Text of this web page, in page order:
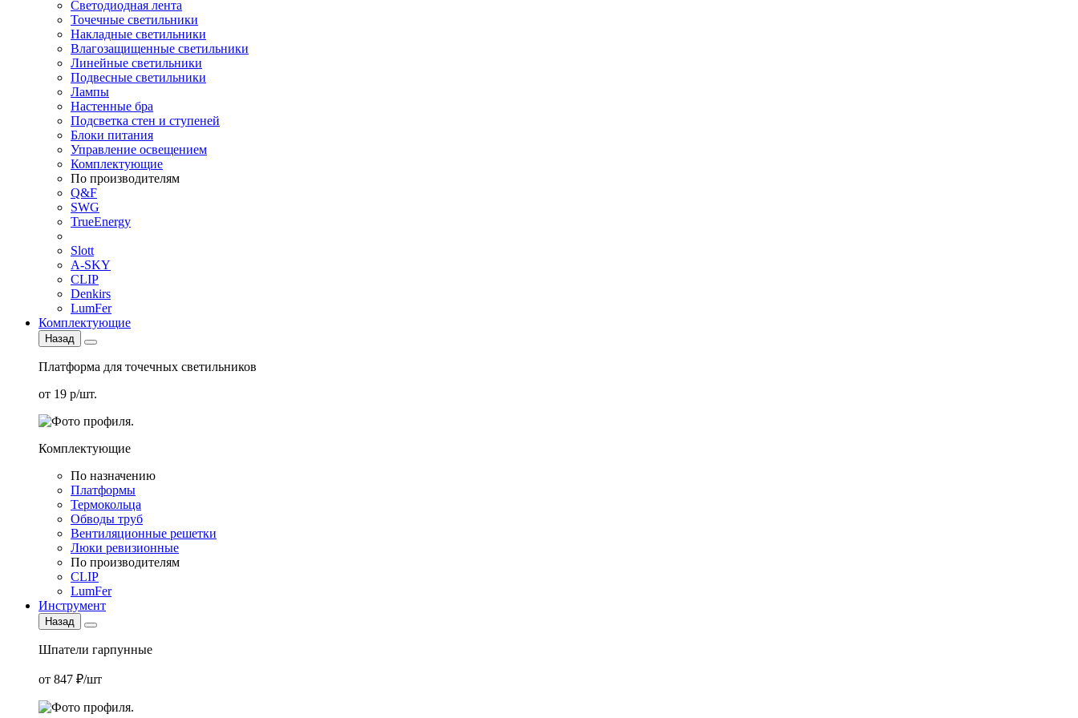
Светодиодная лента
Точечные светильники
Накладные светильники
Влагозащищенные светильники
Линейные светильники
Подвесные светильники
Лампы
Настенные бра
Подсветка стен и ступеней
Блоки питания
Управление освещением
Комплектующие
По производителям
Q&F
SWG
TrueEnergy
Slott
A-SKY
CLIP
Denkirs
LumFer
Комплектующие
Назад
Платформа для точечных светильников
от 19 р/шт.
Комплектующие
По назначению
Платформы
Термокольца
Обводы труб
Вентиляционные решетки
Люки ревизионные
По производителям
CLIP
LumFer
Инструмент
Назад
Шпатели гарпунные
от 847 ₽/шт